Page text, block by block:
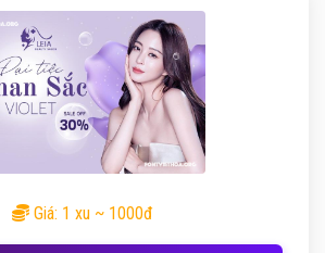
Giá: 1 xu ~ 1000đ